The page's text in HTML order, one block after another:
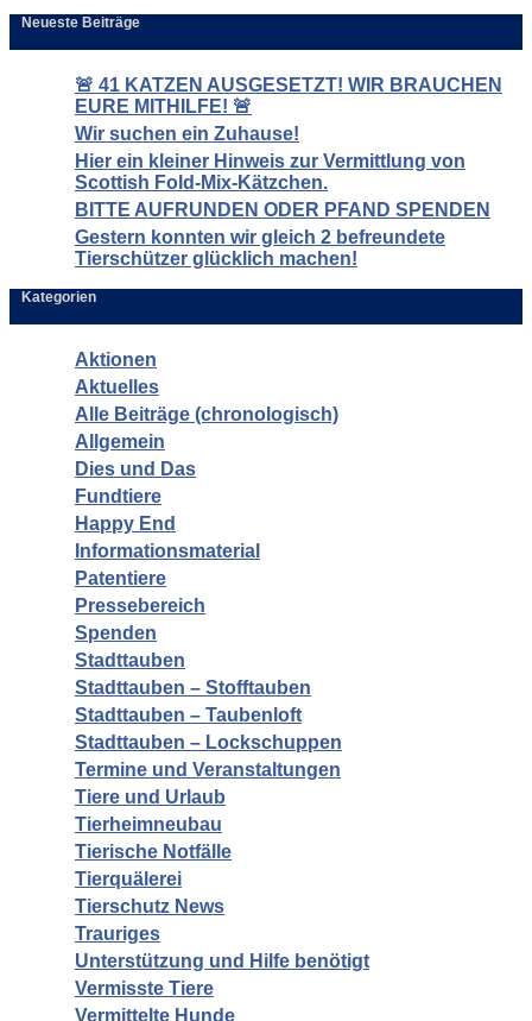
Neueste Beiträge
🚨 41 KATZEN AUSGESETZT! WIR BRAUCHEN
EURE MITHILFE! 🚨
Wir suchen ein Zuhause!
Hier ein kleiner Hinweis zur Vermittlung von
Scottish Fold-Mix-Kätzchen.
BITTE AUFRUNDEN ODER PFAND SPENDEN
Gestern konnten wir gleich 2 befreundete
Tierschützer glücklich machen!
Kategorien
Aktionen
Aktuelles
Alle Beiträge (chronologisch)
Allgemein
Dies und Das
Fundtiere
Happy End
Informationsmaterial
Patentiere
Pressebereich
Spenden
Stadttauben
Stadttauben – Stofftauben
Stadttauben – Taubenloft
Stadttauben – Lockschuppen
Termine und Veranstaltungen
Tiere und Urlaub
Tierheimneubau
Tierische Notfälle
Tierquälerei
Tierschutz News
Trauriges
Unterstützung und Hilfe benötigt
Vermisste Tiere
Vermittelte Hunde